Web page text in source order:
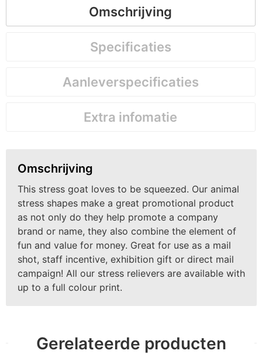
Omschrijving
Specificaties
Aanleverspecificaties
Extra infomatie
Omschrijving
This stress goat loves to be squeezed. Our animal
stress shapes make a great promotional product
as not only do they help promote a company
brand or name, they also combine the element of
fun and value for money. Great for use as a mail
shot, staff incentive, exhibition gift or direct mail
campaign! All our stress relievers are available with
up to a full colour print.
Gerelateerde producten